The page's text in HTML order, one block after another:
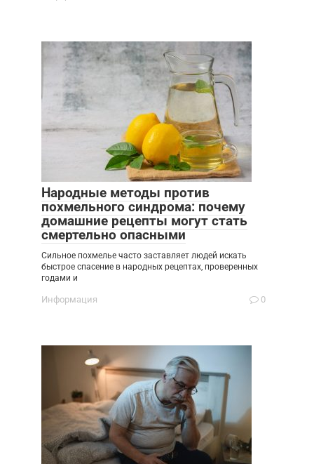
Народные методы против
похмельного синдрома: почему
домашние рецепты могут стать
смертельно опасными
Сильное похмелье часто заставляет людей искать
быстрое спасение в народных рецептах, проверенных
годами и
Информация 0